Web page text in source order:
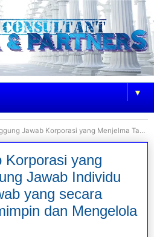
▼
Korporasi yang Menjelma Tanggung Jawab Individu Penanggung Jawab yang secara Efektif telah Memimpin dan Mengelola Perusahaan
Korporasi yang
Jawab Individu
yang secara
dan Mengelola